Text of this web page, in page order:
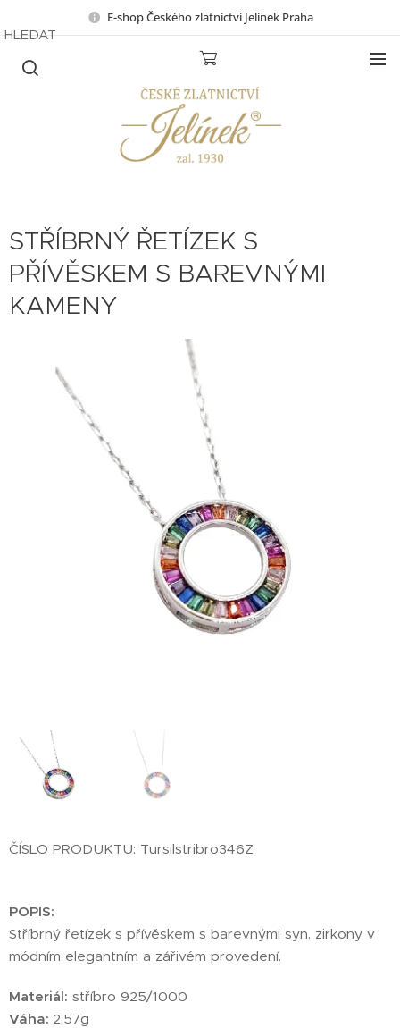
E-shop Českého zlatnictví Jelínek Praha
HLEDAT
STŘÍBRNÝ ŘETÍZEK S
PŘÍVĚSKEM S BAREVNÝMI
KAMENY
ČÍSLO PRODUKTU: Tursilstribro346Z
POPIS:
Stříbrný řetízek s přívěskem s barevnými syn. zirkony v
módním elegantním a zářivém provedení.
Materiál: stříbro 925/1000
Váha: 2,57g